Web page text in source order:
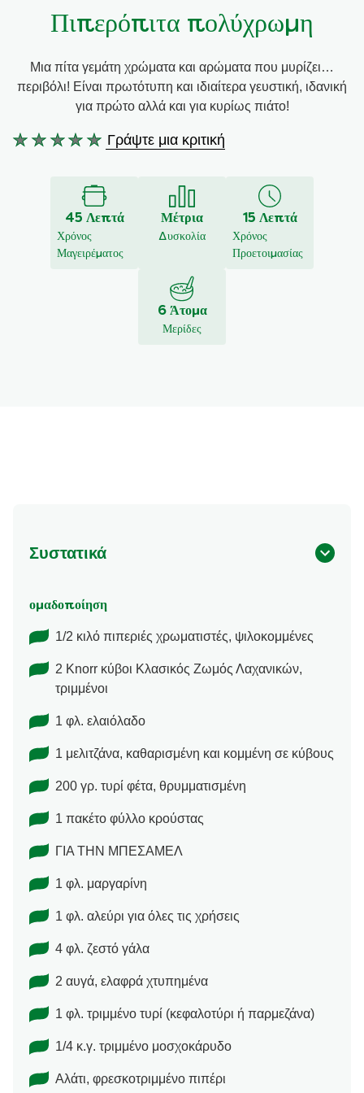
Συνταγές από την Μαργαρίτα Νικολαΐδη
Πιπερόπιτα πολύχρωμη
Μια πίτα γεμάτη χρώματα και αρώματα που μυρίζει…
περιβόλι! Είναι πρωτότυπη και ιδιαίτερα γευστική, ιδανική
για πρώτο αλλά και για κυρίως πιάτο!
Δεν
αξιολογήσεις
Γράψτε μια κριτική
45 Λεπτά
Χρόνος
Μαγειρέματος
Μέτρια
Δυσκολία
15 Λεπτά
Χρόνος
Προετοιμασίας
6 Άτομα
Μερίδες
Συστατικά
ομαδοποίηση
1/2 κιλό πιπεριές χρωματιστές, ψιλοκομμένες
2 Knorr κύβοι Κλασικός Ζωμός Λαχανικών,
τριμμένοι
1 φλ. ελαιόλαδο
1 μελιτζάνα, καθαρισμένη και κομμένη σε κύβους
200 γρ. τυρί φέτα, θρυμματισμένη
1 πακέτο φύλλο κρούστας
ΓΙΑ ΤΗΝ ΜΠΕΣΑΜΕΛ
1 φλ. μαργαρίνη
1 φλ. αλεύρι για όλες τις χρήσεις
4 φλ. ζεστό γάλα
2 αυγά, ελαφρά χτυπημένα
1 φλ. τριμμένο τυρί (κεφαλοτύρι ή παρμεζάνα)
1/4 κ.γ. τριμμένο μοσχοκάρυδο
Αλάτι, φρεσκοτριμμένο πιπέρι